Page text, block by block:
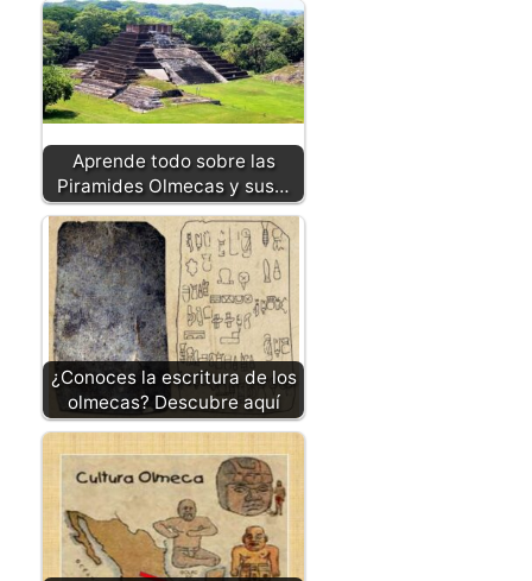
Aprende todo sobre las
Piramides Olmecas y sus…
¿Conoces la escritura de los
olmecas? Descubre aquí